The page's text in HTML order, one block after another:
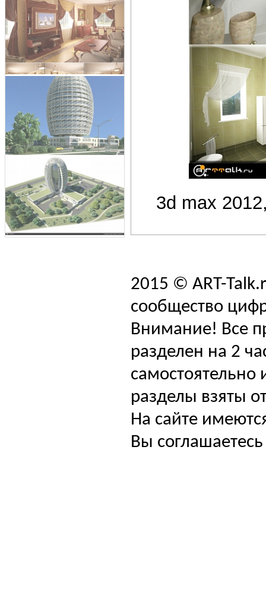
3d max
2015 © ART-
сообщество
Внимание! Все
разделен на 2
самостоятельно
разделы взяты
На сайте
Вы